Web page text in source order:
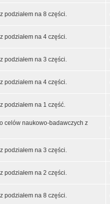
podziałem na 8 części.
podziałem na 4 części.
podziałem na 3 części.
podziałem na 4 części.
podziałem na 1 część.
celów naukowo-badawczych z
podziałem na 3 części.
podziałem na 2 części.
podziałem na 8 części.